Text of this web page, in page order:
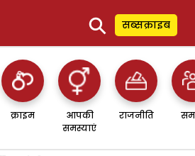
⚲ सब्सक्राइब
क्राइम
आपकी
समस्याएं
राजनीति